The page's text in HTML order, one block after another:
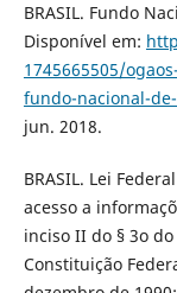
BRASIL. Fundo
Disponível em:
1745665505/
fundo-nacional-
jun. 2018.
BRASIL. Lei
acesso a
inciso II do § 3o
Constituição